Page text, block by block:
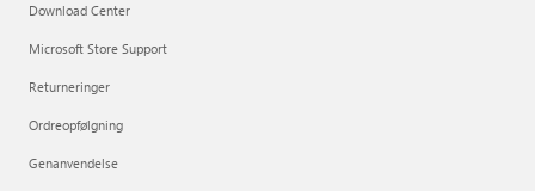
Download Center
Microsoft Store Support
Returneringer
Ordreopfølgning
Genanvendelse